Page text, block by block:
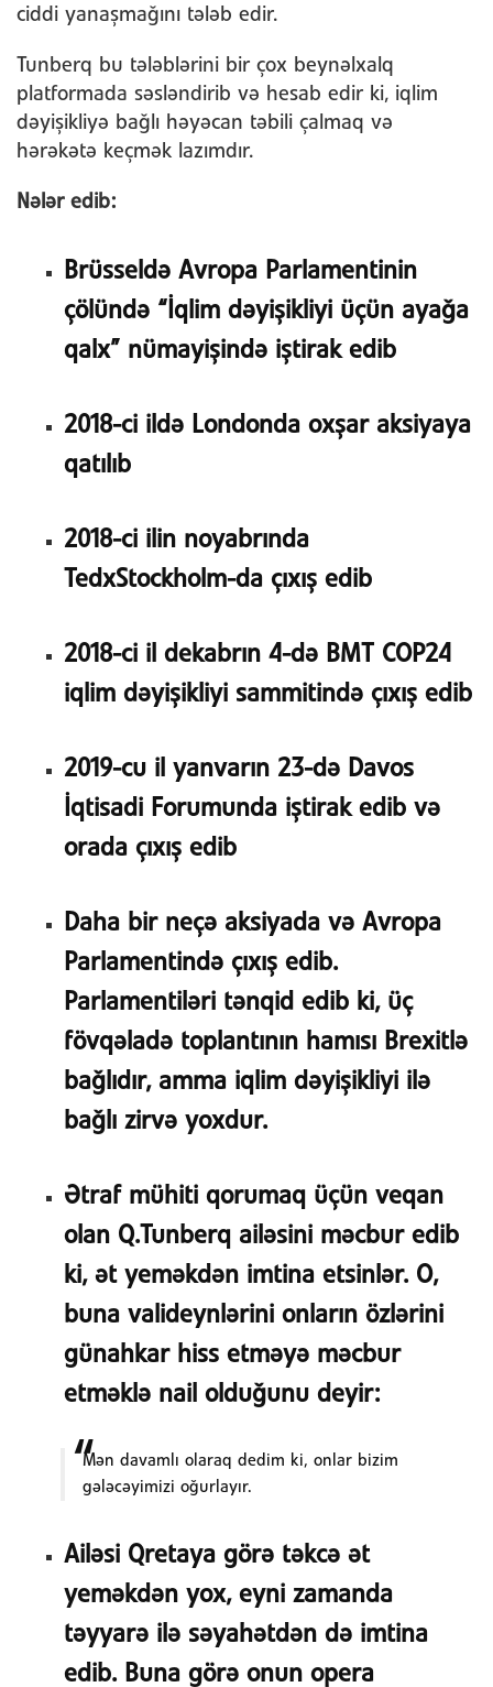
ciddi yanaşmağını tələb edir.
Tunberq bu tələblərini bir çox beynəlxalq
platformada səsləndirib və hesab edir ki, iqlim
dəyişikliyə bağlı həyəcan təbili çalmaq və
hərəkətə keçmək lazımdır.
Nələr edib:
Brüsseldə Avropa Parlamentinin
çölündə “İqlim dəyişikliyi üçün ayağa
qalx” nümayişində iştirak edib
2018-ci ildə Londonda oxşar aksiyaya
qatılıb
2018-ci ilin noyabrında
TedxStockholm-da çıxış edib
2018-ci il dekabrın 4-də BMT COP24
iqlim dəyişikliyi sammitində çıxış edib
2019-cu il yanvarın 23-də Davos
İqtisadi Forumunda iştirak edib və
orada çıxış edib
Daha bir neçə aksiyada və Avropa
Parlamentində çıxış edib.
Parlamentiləri tənqid edib ki, üç
fövqəladə toplantının hamısı Brexitlə
bağlıdır, amma iqlim dəyişikliyi ilə
bağlı zirvə yoxdur.
Ətraf mühiti qorumaq üçün veqan
olan Q.Tunberq ailəsini məcbur edib
ki, ət yeməkdən imtina etsinlər. O,
buna valideynlərini onların özlərini
günahkar hiss etməyə məcbur
etməklə nail olduğunu deyir:
Mən davamlı olaraq dedim ki, onlar bizim
gələcəyimizi oğurlayır.
Ailəsi Qretaya görə təkcə ət
yeməkdən yox, eyni zamanda
təyyarə ilə səyahətdən də imtina
edib. Buna görə onun opera